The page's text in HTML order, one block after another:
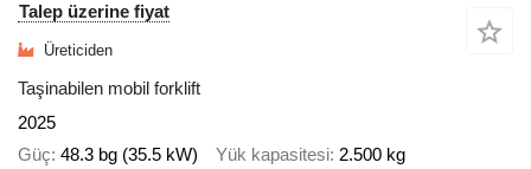
Talep üzerine fiyat
Üreticiden
Taşinabilen mobil forklift
2025
Güç 48.3 bg (35.5 kW) Yük kapasitesi 2.500 kg